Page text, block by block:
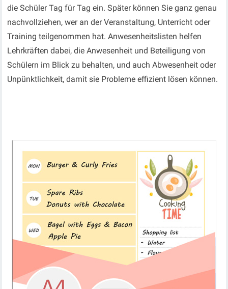
die Schüler Tag für Tag ein. Später können Sie ganz genau
nachvollziehen, wer an der Veranstaltung, Unterricht oder
Training teilgenommen hat. Anwesenheitslisten helfen
Lehrkräften dabei, die Anwesenheit und Beteiligung von
Schülern im Blick zu behalten, und auch Abwesenheit oder
Unpünktlichkeit, damit sie Probleme effizient lösen können.